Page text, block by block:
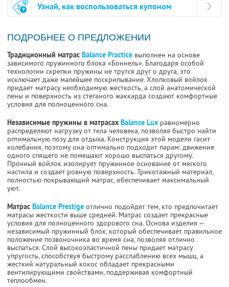
Узнай, как воспользоваться купоном
ПОДРОБНЕЕ О ПРЕДЛОЖЕНИИ
Традиционный матрас Balance Practice выполнен на основе
зависимого пружинного блока «Боннель». Благодаря особой
технологии скрепки пружины не трутся друг о друга, это
исключает даже малейшее поскрипывание. Хлопковый войлок
придает матрасу необходимую жесткость, а слой анатомической
пены и поверхность из стеганого жаккарда создают комфортные
условия для полноценного сна.
Независимые пружины в матрасах Balance Lux равномерно
распределяют нагрузку от тела человека, позволяя быстро найти
оптимальную позу для отдыха. Конструкция этой модели гасит
колебания, поэтому она оптимально подходит парам: движения
одного спящего не помешают хорошо выспаться другому.
Прочный войлок изолирует пружинное основание от мягкого
настила и создает ровную поверхность. Трикотажный материал,
полностью покрывающий матрас, обеспечивает максимальный
уют.
Матрас Balance Prestige отлично подойдет тем, кто предпочитает
матрасы жесткости выше средней. Матрас создает прекрасные
условия для полноценного здорового сна. Основа изделия —
независимый пружинный блок, который обеспечивает правильное
положение позвоночника во время сна, позволяя отлично
выспаться. Слой высокоэластичной пены придает матрасу
упругость, способствуя быстрому расслаблению всех мышц, а
жесткий натуральный кокос обладает прекрасными
вентилирующими свойствами, поддерживая комфортный
теплообмен.